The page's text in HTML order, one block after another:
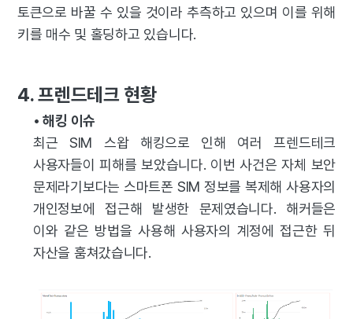
토큰으로 바꿀 수 있을 것이라 추측하고 있으며 이를 위해
키를 매수 및 홀딩하고 있습니다.
4. 프렌드테크 현황
• 해킹 이슈
최근 SIM 스왑 해킹으로 인해 여러 프렌드테크
사용자들이 피해를 보았습니다. 이번 사건은 자체 보안
문제라기보다는 스마트폰 SIM 정보를 복제해 사용자의
개인정보에 접근해 발생한 문제였습니다. 해커들은
이와 같은 방법을 사용해 사용자의 계정에 접근한 뒤
자산을 훔쳐갔습니다.